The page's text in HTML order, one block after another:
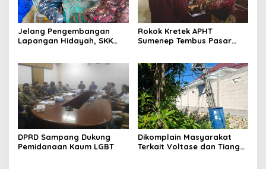
Jelang Pengembangan
Lapangan Hidayah, SKK
Nelayan Sampang
Rokok Kretek APHT
Sumenep Tembus Pasar
DPRD Sampang Dukung
Pemidanaan Kaum LGBT
Dikomplain Masyarakat
Terkait Voltase dan Tiang